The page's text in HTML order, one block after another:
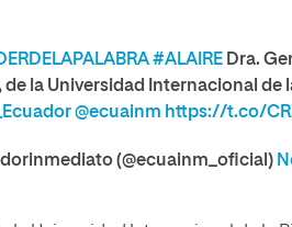
#ALAIRE Dra.
de la Universidad Internacional de
@ecuainm https://t.co/
(@ecuainm_oficial)